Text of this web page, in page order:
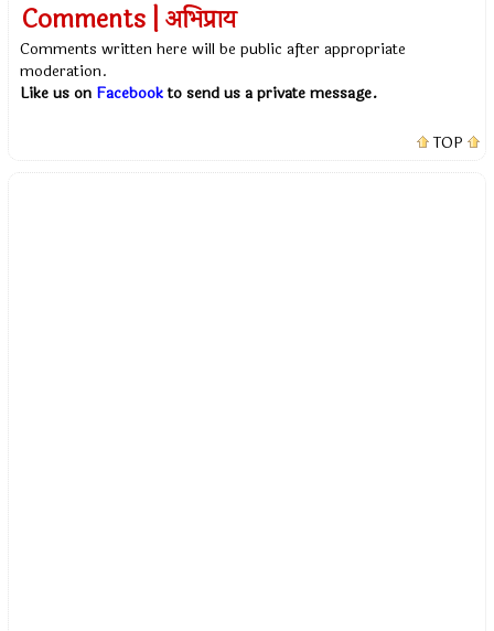
Comments | अभिप्राय
Comments written here will be public after appropriate
moderation.
Like us on Facebookto send us a private message.
TOP